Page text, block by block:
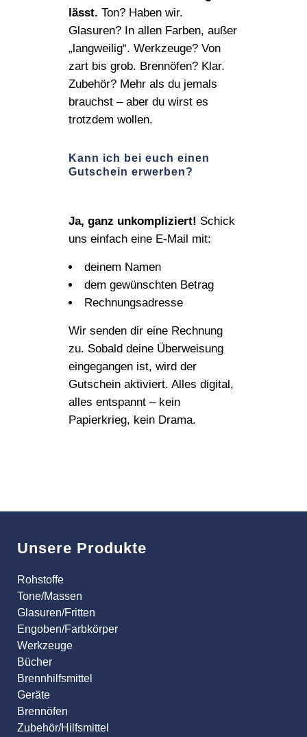
lässt. Ton? Haben wir.
Glasuren? In allen Farben, außer
„langweilig“. Werkzeuge? Von
zart bis grob. Brennöfen? Klar.
Zubehör? Mehr als du jemals
brauchst – aber du wirst es
trotzdem wollen.
Kann ich bei euch einen
Gutschein erwerben?
Ja, ganz unkompliziert! Schick
uns einfach eine E‑Mail mit:
deinem Namen
dem gewünschten Betrag
Rechnungsadresse
Wir senden dir eine Rechnung
zu. Sobald deine Überweisung
eingegangen ist, wird der
Gutschein aktiviert. Alles digital,
alles entspannt – kein
Papierkrieg, kein Drama.
Unsere Produkte
Rohstoffe
Tone/Massen
Glasuren/Fritten
Engoben/Farbkörper
Werkzeuge
Bücher
Brennhilfsmittel
Geräte
Brennöfen
Zubehör/Hilfsmittel